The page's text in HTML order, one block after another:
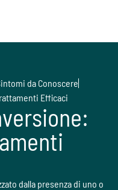
da Conoscere
Efficaci
dalla presenza di uno o